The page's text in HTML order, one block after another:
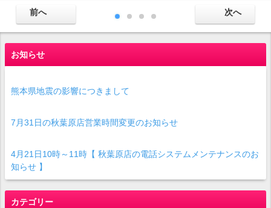
お知らせ
熊本県地震の影響につきまして
7月31日の秋葉原店営業時間変更のお知らせ
4月21日10時～11時【 秋葉原店の電話システムメンテナンスのお
知らせ 】
カテゴリー